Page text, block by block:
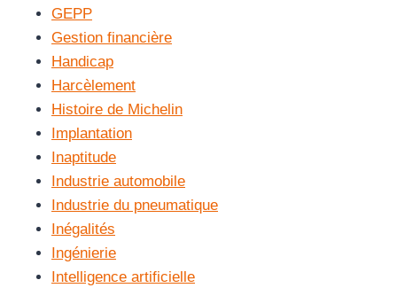
GEPP
Gestion financière
Handicap
Harcèlement
Histoire de Michelin
Implantation
Inaptitude
Industrie automobile
Industrie du pneumatique
Inégalités
Ingénierie
Intelligence artificielle